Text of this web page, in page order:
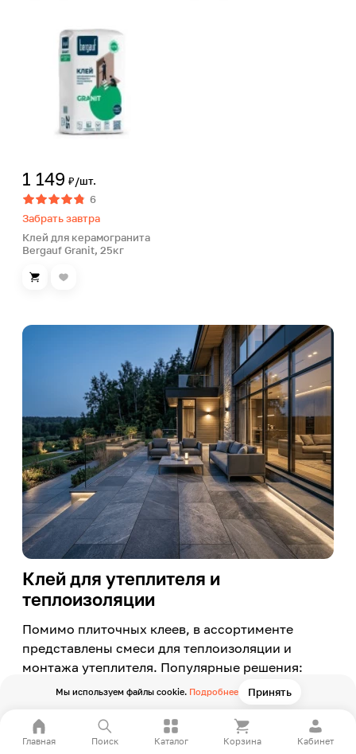
1 149 ₽/шт.
6
Забрать завтра
Клей для керамогранита
Bergauf Granit, 25кг
Клей для утеплителя и
теплоизоляции
Помимо плиточных клеев, в ассортименте
представлены смеси для теплоизоляции и
монтажа утеплителя. Популярные решения:
Bundex Теплоклей
Подходит для:
пенополистирола;
Главная Поиск Каталог Корзина Кабинет
Мы используем файлы cookie. Подробнее Принять